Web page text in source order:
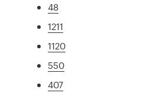
48
1211
1120
550
407